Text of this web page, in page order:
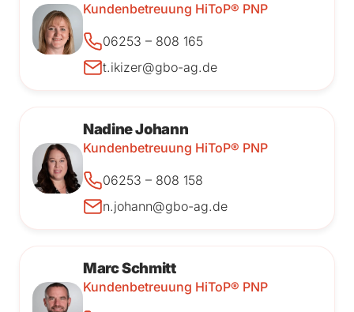
Kundenbetreuung HiToP® PNP
06253 – 808 165
t.ikizer@gbo-ag.de
Nadine Johann
Kundenbetreuung HiToP® PNP
06253 – 808 158
n.johann@gbo-ag.de
Marc Schmitt
Kundenbetreuung HiToP® PNP